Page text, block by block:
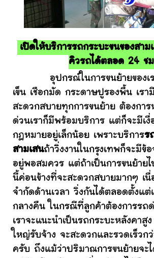
เปิดให้บริการรถกระบะขนของสา
คิวรถได้ตลอด 24 ช
อุปกรณ์ในการขนย้ายของเร
เข็น เชือกมัด กระดาษปูรองพื้น เรา
สะดวกสบายทุกการขนย้าย ต้องการ
ด่วนเราก็มีพร้อมบริการ แต่ก็จะมีเงื่
กฎหมายอยู่เล็กน้อย เพราะบริการร
สามเสนถ้าวิ่งงานในกรุงเทพก็จะมีข้อ
อยู่พอสมควร แต่ถ้าเป็นการขนย้าย
นี้ค่อนข้างที่จะสะดวกสบายมากๆ เนื่
จำกัดด้านเวลา วิ่งกันได้ตลอดตั้งแต่
กลางคืน ในกรณีที่ลูกค้าต้องการรถ
เราจะแนะนำเป็นรถกระบะหลังคา
ใหญ่รับจ้าง จะสะดวกและรวดเร็วก
ครับ ถึงแม้ว่าปริมาณการขนย้ายจะไ